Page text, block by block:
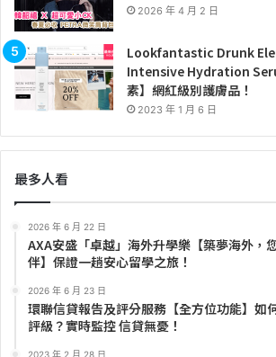
2026 年 4 月 2 日
Lookfantastic Drunk
Intensive Hydration
素】網紅級別護膚品！
2023 年 1 月 6 日
最多人看
2026 年 6 月 22 日
AXA安盛「卓越」海外升學樂【築夢海外，
伴】保證一趟安心留學之旅！
2026 年 6 月 23 日
環聯信貸報告及評分服務【全方位功能】如
評級？實時監控 信貸無憂！
2023 年 2 月 28 日